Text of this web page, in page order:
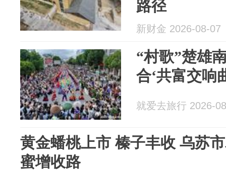
路径
新财金 2026-08-07
“村歌”楚雄
合‘共富交响
就爱去旅行 2026-
黄金蟠桃上市 榛子丰收 乌苏
蜜增收路